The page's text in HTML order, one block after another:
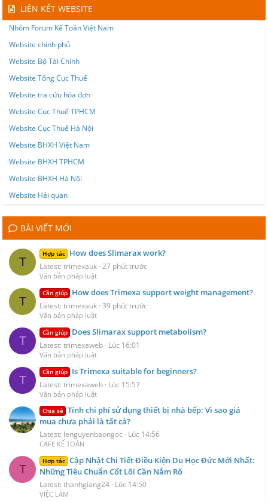
LIÊN KẾT WEBSITE
Nhóm Forum Kế Toán Việt Nam
Website chính phủ
Website Bộ Tài Chính
Website Tổng Cục Thuế
Website tra cứu hóa đơn
Website Cục Thuế TPHCM
Website Cục Thuế Hà Nội
Website BHXH Việt Nam
Website BHXH TPHCM
Website BHXH Hà Nội
Website Hải quan
BÀI VIẾT MỚI
T
Hợp tác How does Slimarax work?
Latest: trimexauk 27 phút trước
Văn bản pháp luật
T
Cần giúp How does Trimexa support weight management?
Latest: trimexauk 39 phút trước
Văn bản pháp luật
T
Cần giúp Does Slimarax support metabolism?
Latest: trimexaweb Lúc 16:01
Văn bản pháp luật
T
Cần giúp Is Trimexa suitable for beginners?
Latest: trimexaweb Lúc 15:57
Văn bản pháp luật
Chia sẻ Tính chi phí sử dụng thiết bị nhà bếp: Vì sao giá
mua chưa phải là tất cả?
Latest: lenguyenbaongoc Lúc 14:56
CAFE KẾ TOÁN
T
Hợp tác Cập Nhật Chi Tiết Điều Kiện Du Học Đức Mới Nhất:
Những Tiêu Chuẩn Cốt Lõi Cần Nắm Rõ
Latest: thanhgiang24 Lúc 14:50
VIỆC LÀM